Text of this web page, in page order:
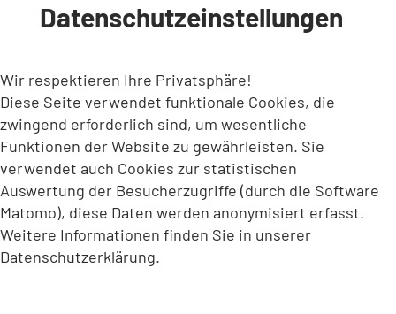
INHALT ANSPRINGEN
Datenschutzeinstellungen
Wir respektieren Ihre Privatsphäre!
Diese Seite verwendet funktionale Cookies, die
zwingend erforderlich sind, um wesentliche
Funktionen der Website zu gewährleisten. Sie
verwendet auch Cookies zur statistischen
Auswertung der Besucherzugriffe (durch die Software
Matomo), diese Daten werden anonymisiert erfasst.
Weitere Informationen finden Sie in unserer
Datenschutzerklärung.